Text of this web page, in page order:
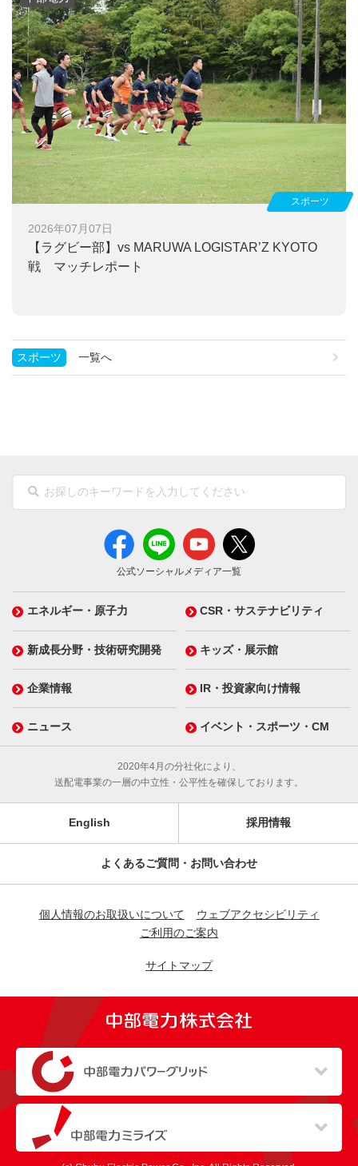
2026年07月07日
【ラグビー部】 vs MARUWA LOGISTAR’Z KYOTO
戦 マッチレポート
スポーツ
スポーツ 一覧へ
公式ソーシャルメディア一覧
エネルギー・原子力 CSR・サステナビリティ
新成長分野・技術研究開発 キッズ・展示館
企業情報 IR・投資家向け情報
ニュース イベント・スポーツ・CM
2020年4月の分社化により、
送配電事業の一層の中立性・公平性を確保しております。
English 採用情報
よくあるご質問・お問い合わせ
個人情報のお取扱いについて
ウェブアクセシビリティ
ご利用のご案内
サイトマップ
（新しいウィンドウを開きます）
（新しいウィンドウを開きます）